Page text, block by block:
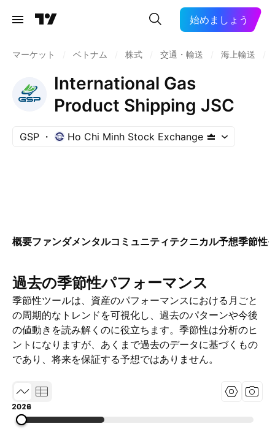
始めましょう
マーケット ベトナム 株式 交通・輸送 海上輸送
International Gas
Product Shipping JSC
GSP Ho Chi Minh Stock Exchange
概要ファンダメンタルコミュニティテクニカル予想季節性
過去の季節性パフォーマンス
季節性ツールは、資産のパフォーマンスにおける月ごと
の周期的なトレンドを可視化し、過去のパターンや今後
の値動きを読み解くのに役立ちます。季節性は分析のヒ
ントになりますが、あくまで過去のデータに基づくもの
であり、将来を保証する予想ではありません。
2012
2019
2026